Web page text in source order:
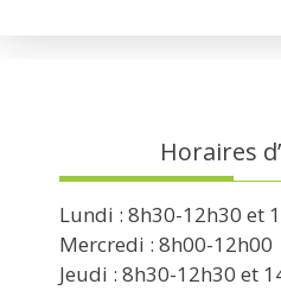
Horaires
Lundi : 8h30-12h30 et
Mercredi : 8h00-12h00
Jeudi : 8h30-12h30 et